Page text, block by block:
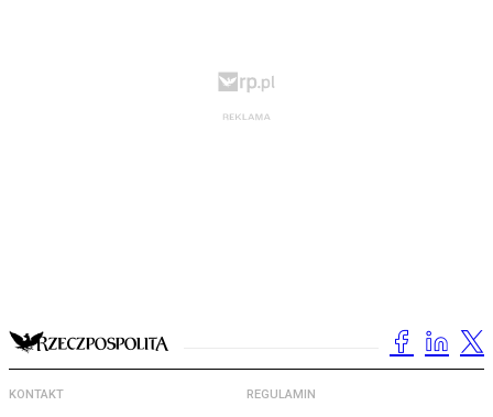
KONTAKT REGULAMIN